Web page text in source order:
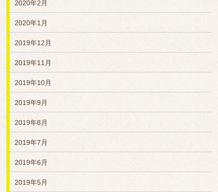
2020年2月
2020年1月
2019年12月
2019年11月
2019年10月
2019年9月
2019年8月
2019年7月
2019年6月
2019年5月